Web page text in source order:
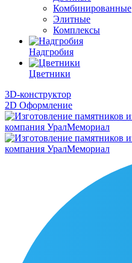
Комбинированные
Элитные
Комплексы
Надгробия
Цветники
3D-конструктор
2D Оформление